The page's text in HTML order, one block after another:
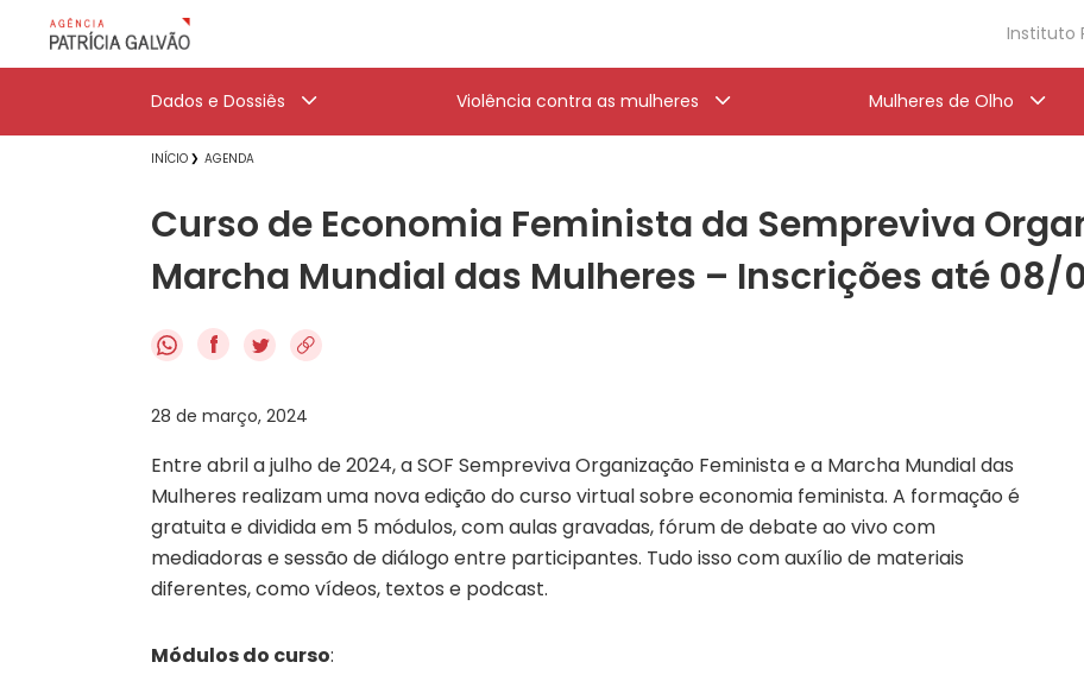
Instituto
Dados e Dossiês Violência contra as mulheres Mulheres de Olho
INÍCIO AGENDA
Curso de Economia Feminista da Sempreviva
Marcha Mundial das Mulheres – Inscrições até 08/
f
28 de março, 2024
Entre abril a julho de 2024, a SOF Sempreviva Organização Feminista e a Marcha Mundial das
Mulheres realizam uma nova edição do curso virtual sobre economia feminista. A formação é
gratuita e dividida em 5 módulos, com aulas gravadas, fórum de debate ao vivo com
mediadoras e sessão de diálogo entre participantes. Tudo isso com auxílio de materiais
diferentes, como vídeos, textos e podcast.
Módulos do curso: